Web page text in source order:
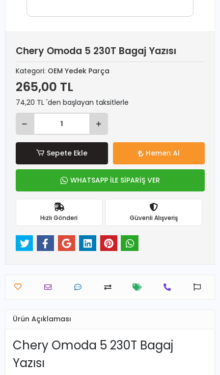
Chery Omoda 5 230T Bagaj Yazısı
Kategori: OEM Yedek Parça
265,00 TL
74,20 TL 'den başlayan taksitlerle
Sepete Ekle Hemen Al
WHATSAPP İLE SİPARİŞ VER
Hızlı Gönderi Güvenli Alışveriş
Ürün Açıklaması
Chery Omoda 5 230T Bagaj
Yazısı